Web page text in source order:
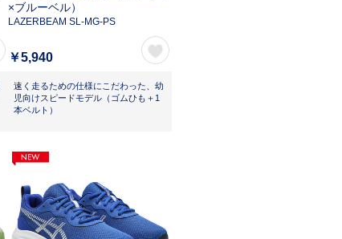
×ブルーベル）
LAZERBEAM SL-MG-PS
￥5,940
速く走るための仕様にこだわった、幼
児向けスピードモデル（ゴムひも＋1
本ベルト）